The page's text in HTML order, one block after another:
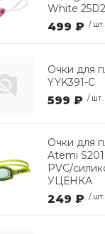
White
499 ₽ / шт.
Очки для
YYK391-C
599 ₽ / шт.
Очки для
Atemi
PVC/
УЦЕНКА
249 ₽ / шт.